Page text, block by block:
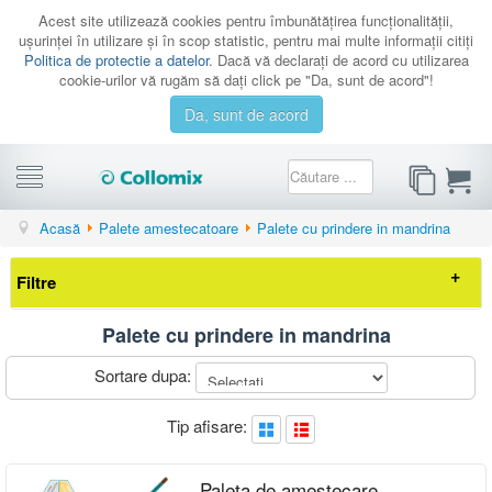
Acest site utilizează cookies pentru îmbunătăţirea funcţionalităţii,
uşurinţei în utilizare şi în scop statistic, pentru mai multe informaţii citiţi
Politica de protectie a datelor. Dacă vă declaraţi de acord cu utilizarea
cookie-urilor vă rugăm să daţi click pe "Da, sunt de acord"!
Da, sunt de acord
CATEGORII
CATALOAGE
CONTACT
AUTENTIFICARE
Acasă Palete amestecatoare Palete cu prindere in mandrina
Filtre
Elimina filtrele
Preț
Palete cu prindere in mandrina
Sortare dupa:
Tip afisare: